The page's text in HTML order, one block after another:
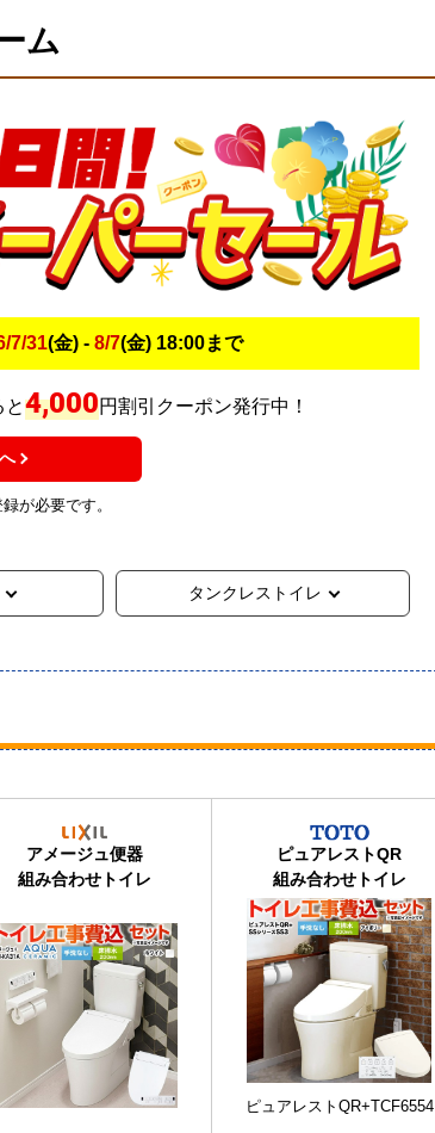
ム
7/31(金) - 8/7(金) 18:00まで
4,000円割引クーポン発行中！
が必要です。
タンクレストイレ
アメージュ便器
組み合わせトイレ
ピュアレストQR
組み合わせトイレ
ピュアレストQR+TCF6554